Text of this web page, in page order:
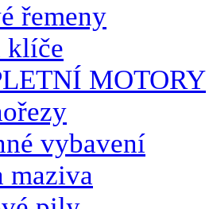
řemeny
klíče
MOTORY
vybavení
maziva